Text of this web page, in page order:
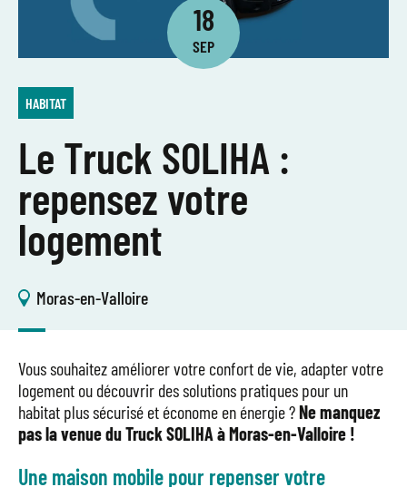
18
SEP
HABITAT
Le Truck SOLIHA :
repensez votre
logement
Moras-en-Valloire
Vous souhaitez améliorer votre confort de vie, adapter votre
logement ou découvrir des solutions pratiques pour un
habitat plus sécurisé et économe en énergie ?Ne manquez
pas la venue du Truck SOLIHA à Moras-en-Valloire !
Une maison mobile pour repenser votre